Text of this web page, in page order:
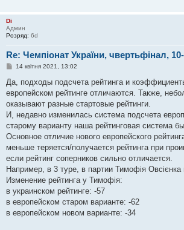
Di
Админ
Розряд: 6d
Re: Чемпіонат України, чвертьфінал,
П
в
д
о
л
е
н
я
14 квітня 2021, 13:02
Да, подходы подсчета рейтинга и
европейском рейтинге отличаются. Также,
оказывают разные стартовые рейтинги.
И, недавно изменилась система подсчета
старому варианту наша рейтинговая система
Основное отличие нового европейского
меньше теряется/получается рейтинга при
если рейтинг соперников сильно отличается.
Например, в 3 туре, в партии Тимофія Овсієнка
Изменение рейтинга у Тимофія:
в украинском рейтинге: -57
в европейском старом варианте: -62
в европейском новом варианте: -34